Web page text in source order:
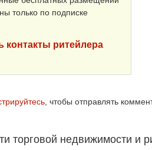
только по подписке
контакты ритейлера
, чтобы отправлять
торговой недвижимости и